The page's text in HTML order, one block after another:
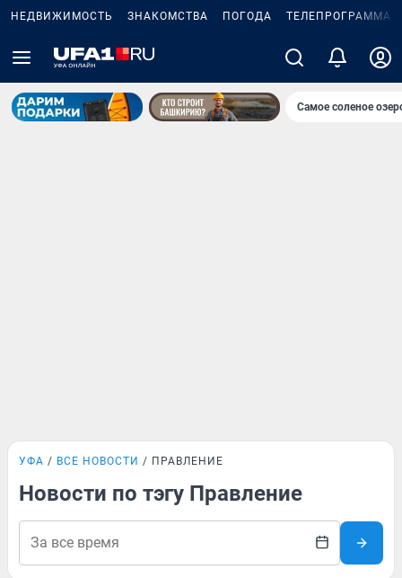
НЕДВИЖИМОСТЬ ЗНАКОМСТВА ПОГОДА ТЕЛЕПРОГРАММА
Самое соленое
УФА ВСЕ НОВОСТИ ПРАВЛЕНИЕ
Новости по тэгу Правление